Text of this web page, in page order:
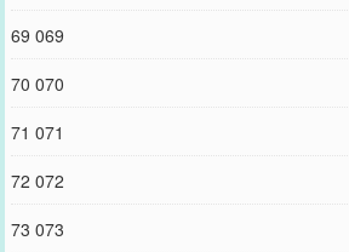
69 069
70 070
71 071
72 072
73 073